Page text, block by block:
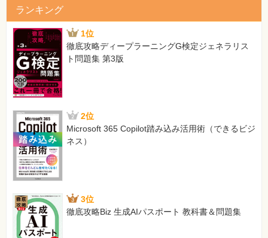
ランキング
1位
徹底攻略ディープラーニングG検定ジェネラリス
ト問題集 第3版
2位
Microsoft 365 Copilot踏み込み活用術（できるビジ
ネス）
3位
徹底攻略Biz 生成AIパスポート 教科書＆問題集